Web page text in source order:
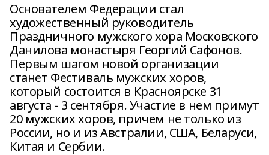
Основателем Федерации стал
художественный руководитель
Праздничного мужского хора Московского
Данилова монастыря Георгий Сафонов.
Первым шагом новой организации
станет Фестиваль мужских хоров,
который состоится в Красноярске 31
августа - 3 сентября. Участие в нем примут
20 мужских хоров, причем не только из
России, но и из Австралии, США, Беларуси,
Китая и Сербии.